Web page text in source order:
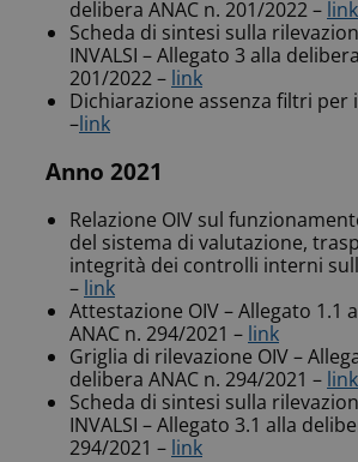
delibera ANAC n. 201/2022 – link
Scheda di sintesi sulla
INVALSI – Allegato 3 alla
201/2022 – link
Dichiarazione assenza filtri per
–link
Anno 2021
Relazione OIV sul
del sistema di valutazione,
integrità dei controlli interni
– link
Attestazione OIV – Allegato 1.1
ANAC n. 294/2021 – link
Griglia di rilevazione OIV –
delibera ANAC n. 294/2021 – link
Scheda di sintesi sulla
INVALSI – Allegato 3.1 alla
294/2021 – link